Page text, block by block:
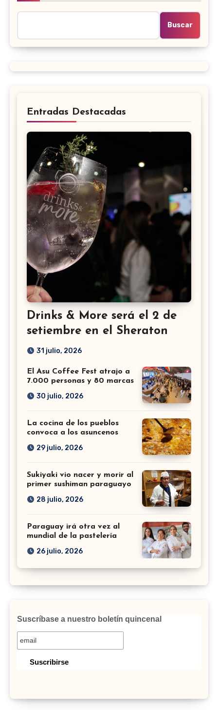
Buscar
Entradas Destacadas
Drinks & More será el 2 de
setiembre en el Sheraton
31 julio, 2026
El Asu Coffee Fest atrajo a
7.000 personas y 80 marcas
30 julio, 2026
La cocina de los pueblos
convoca a los asuncenos
29 julio, 2026
Sukiyaki vio nacer y morir al
primer sushiman paraguayo
28 julio, 2026
Paraguay irá otra vez al
mundial de la pastelería
26 julio, 2026
Suscríbase a nuestro boletín quincenal